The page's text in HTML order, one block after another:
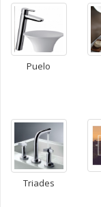
Puelo
Triades